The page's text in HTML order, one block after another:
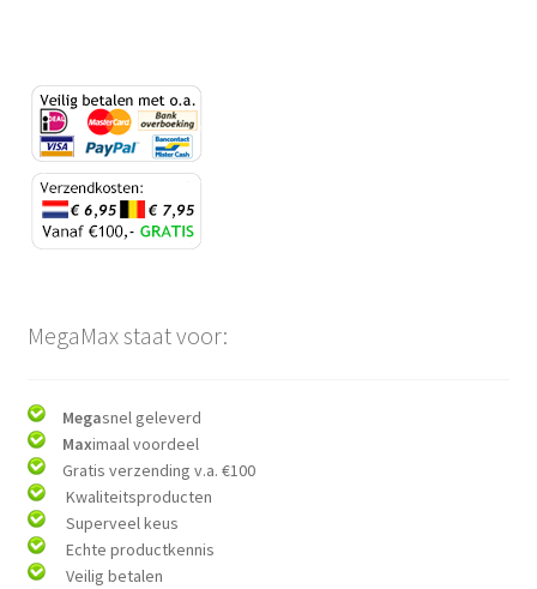
MegaMax staat voor:
Megasnel geleverd
Maximaal voordeel
Gratis verzending v.a. €100
Kwaliteitsproducten
Superveel keus
Echte productkennis
Veilig betalen